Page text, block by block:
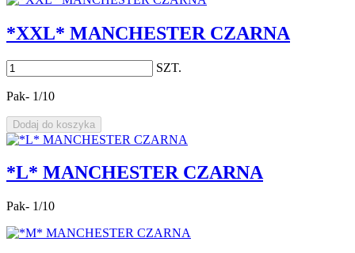
*XXL* MANCHESTER CZARNA
SZT.
Pak- 1/10
Dodaj do koszyka
*L* MANCHESTER CZARNA
Pak- 1/10